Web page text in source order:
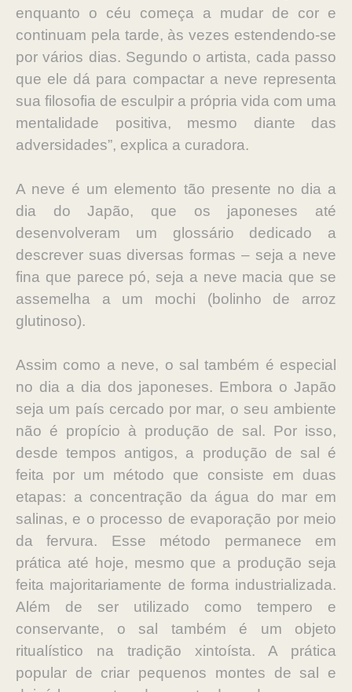
enquanto o céu começa a mudar de cor e
continuam pela tarde, às vezes estendendo-se
por vários dias. Segundo o artista, cada passo
que ele dá para compactar a neve representa
sua filosofia de esculpir a própria vida com uma
mentalidade positiva, mesmo diante das
adversidades”, explica a curadora.
A neve é um elemento tão presente no dia a
dia do Japão, que os japoneses até
desenvolveram um glossário dedicado a
descrever suas diversas formas – seja a neve
fina que parece pó, seja a neve macia que se
assemelha a um mochi (bolinho de arroz
glutinoso).
Assim como a neve, o sal também é especial
no dia a dia dos japoneses. Embora o Japão
seja um país cercado por mar, o seu ambiente
não é propício à produção de sal. Por isso,
desde tempos antigos, a produção de sal é
feita por um método que consiste em duas
etapas: a concentração da água do mar em
salinas, e o processo de evaporação por meio
da fervura. Esse método permanece em
prática até hoje, mesmo que a produção seja
feita majoritariamente de forma industrializada.
Além de ser utilizado como tempero e
conservante, o sal também é um objeto
ritualístico na tradição xintoísta. A prática
popular de criar pequenos montes de sal e